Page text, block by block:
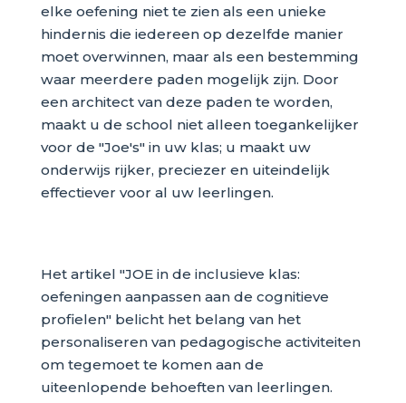
elke oefening niet te zien als een unieke
hindernis die iedereen op dezelfde manier
moet overwinnen, maar als een bestemming
waar meerdere paden mogelijk zijn. Door
een architect van deze paden te worden,
maakt u de school niet alleen toegankelijker
voor de "Joe's" in uw klas; u maakt uw
onderwijs rijker, preciezer en uiteindelijk
effectiever voor al uw leerlingen.
Het artikel "JOE in de inclusieve klas:
oefeningen aanpassen aan de cognitieve
profielen" belicht het belang van het
personaliseren van pedagogische activiteiten
om tegemoet te komen aan de
uiteenlopende behoeften van leerlingen.